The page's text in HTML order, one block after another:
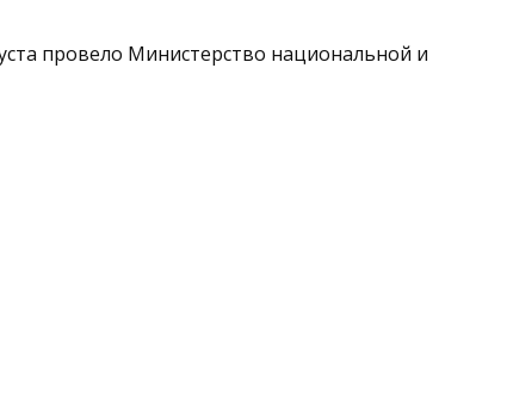
провело Министерство национальной и